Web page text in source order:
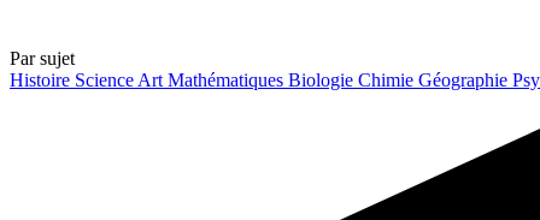
Par sujet
Histoire Science Art Mathématiques Biologie Chimie Géographie